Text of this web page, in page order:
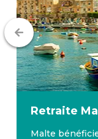
Retraite
Malte